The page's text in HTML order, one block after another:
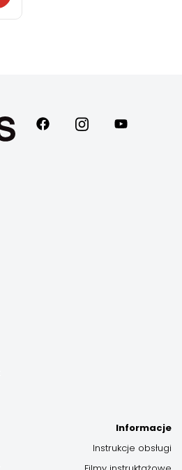
Informacje
Instrukcje obsługi